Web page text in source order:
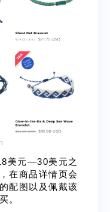
美元—30美元之
在商品详情页会
配图以及佩戴该
。